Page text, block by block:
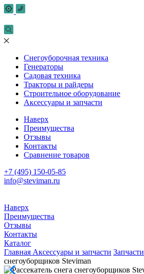
Снегоуборочная техника
Генераторы
Садовая техника
Тракторы и райдеры
Строительное оборудование
Аксессуары и запчасти
Наверх
Преимущества
Отзывы
Контакты
Сравнение товаров
+7 (495) 150-05-85
info@steviman.ru
Наверх
Преимущества
Отзывы
Контакты
Каталог
Главная Аксессуары и запчасти Запчасти
снегоуборщиков Steviman